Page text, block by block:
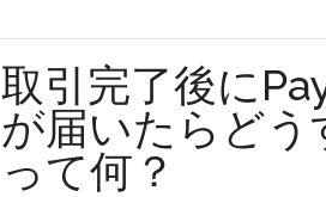
取引完了後に
が届いたらどう
って何？